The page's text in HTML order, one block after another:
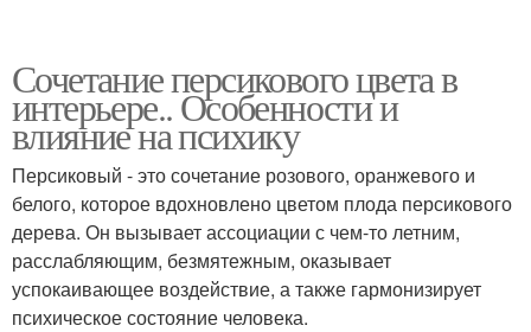
Сочетание персикового цвета в
интерьере.. Особенности и
влияние на психику
Персиковый - это сочетание розового, оранжевого и
белого, которое вдохновлено цветом плода персикового
дерева. Он вызывает ассоциации с чем-то летним,
расслабляющим, безмятежным, оказывает
успокаивающее воздействие, а также гармонизирует
психическое состояние человека.